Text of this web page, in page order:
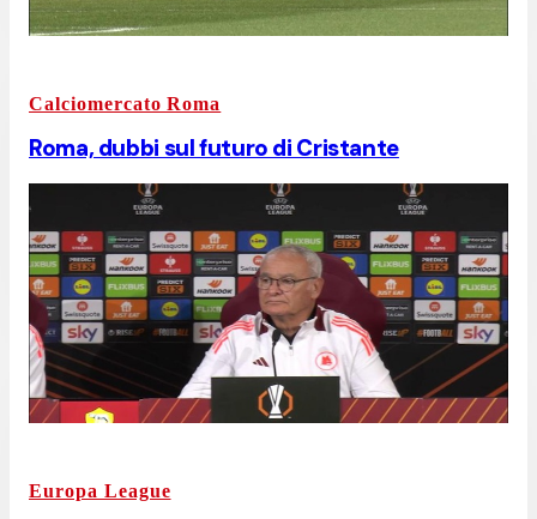
Calciomercato Roma
Roma, dubbi sul futuro di Cristante
Europa League